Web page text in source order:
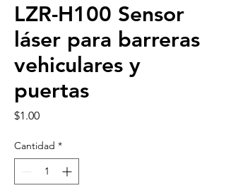
LZR-H100 Sensor
láser para barreras
vehiculares y
puertas
$1.00Precio
Cantidad *